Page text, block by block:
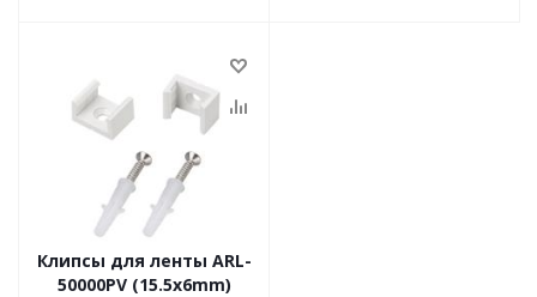
Клипсы для ленты ARL-
50000PV (15.5x6mm)